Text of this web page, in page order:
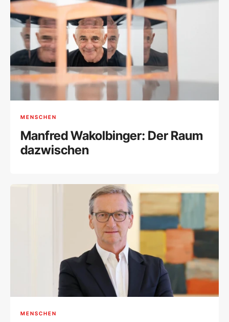
MENSCHEN
Manfred Wakolbinger: Der Raum
dazwischen
MENSCHEN